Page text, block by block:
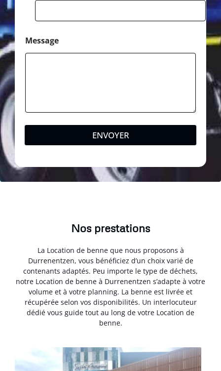
Message
ENVOYER
Nos prestations
La Location de benne que nous proposons à
Durrenentzen, vous bénéficiez d’un choix varié de
contenants adaptés. Peu importe le type de déchets,
notre Location de benne à Durrenentzen s’adapte à votre
volume et à votre planning. La benne est livrée et
récupérée selon vos disponibilités. Un interlocuteur
dédié vous guide tout au long de votre Location de
benne.